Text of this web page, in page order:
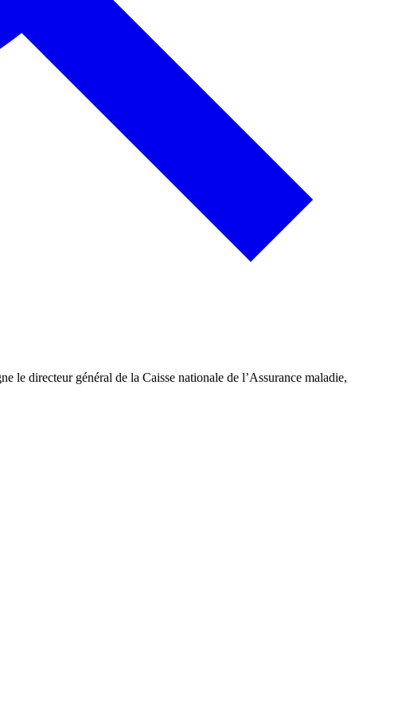
le directeur général de la Caisse nationale de l’Assurance maladie,